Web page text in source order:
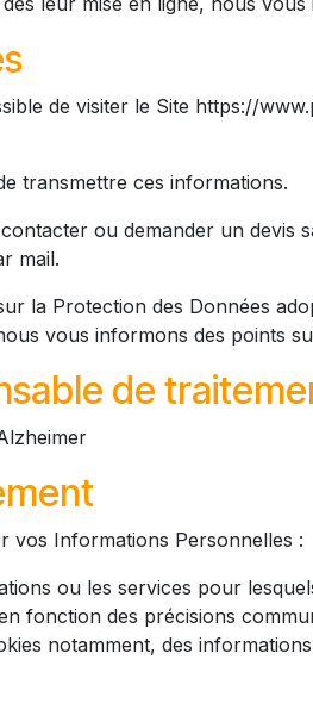
de visiter le Site https://
transmettre ces informations.
ou demander un
mail.
la Protection des Données
vous informons des points
de
vos Informations Personnelles :
ou les services pour
fonction des précisions
notamment, des